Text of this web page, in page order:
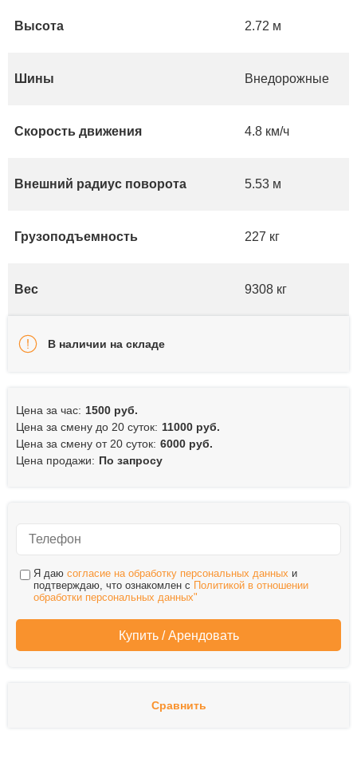
Высота 2.72 м
Шины Внедорожные
Скорость движения 4.8 км/ч
Внешний радиус поворота 5.53 м
Грузоподъемность 227 кг
Вес 9308 кг
В наличии на складе
Цена за час: 1500 руб.
Цена за смену до 20 суток: 11000 руб.
Цена за смену от 20 суток: 6000 руб.
Цена продажи: По запросу
Я даю согласие на обработку персональных данных и
подтверждаю, что ознакомлен с Политикой в отношении
обработки персональных данных"
Сравнить